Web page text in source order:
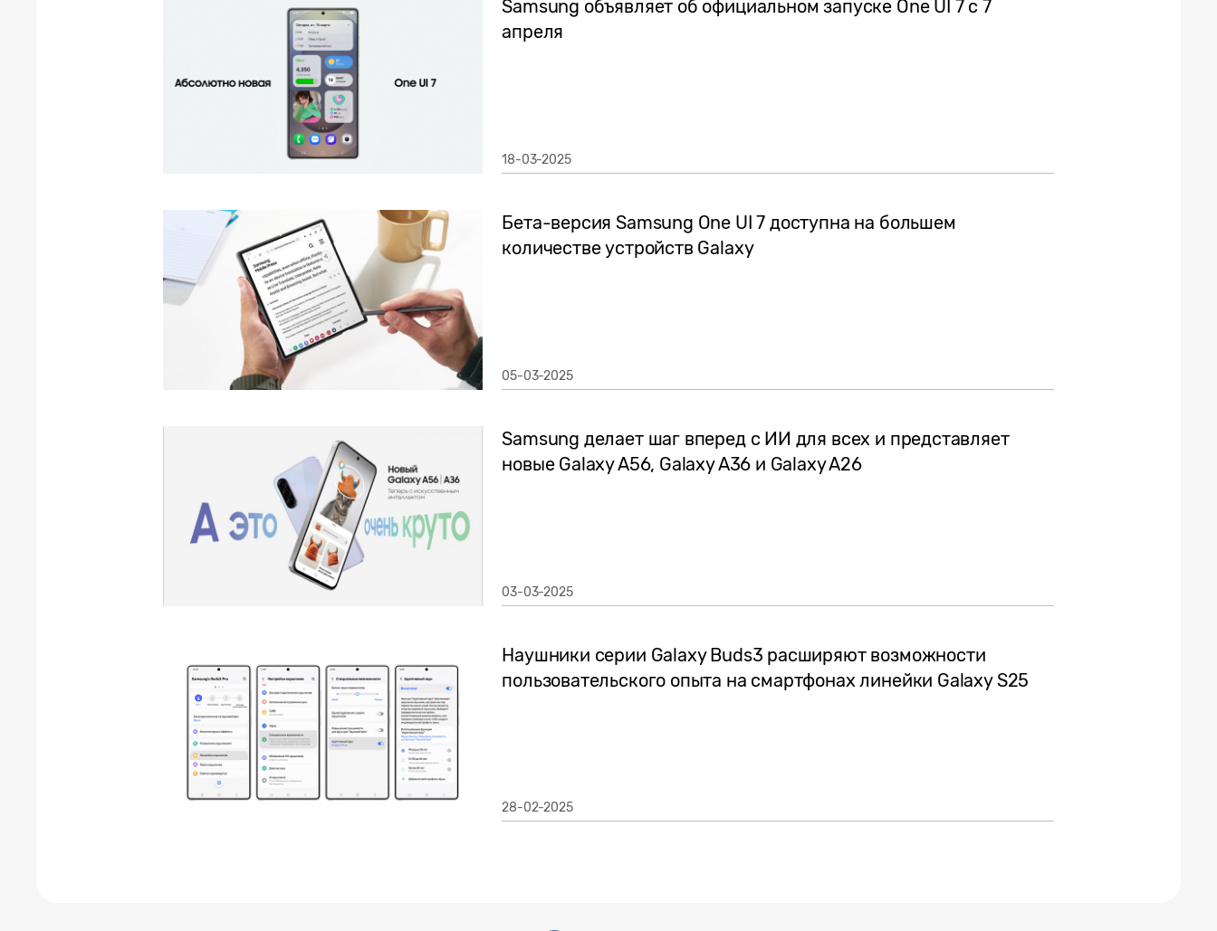
Samsung объявляет об официальном запуске One UI 7 с 7
апреля
18-03-2025
Бета-версия Samsung One UI 7 доступна на большем
количестве устройств Galaxy
05-03-2025
Samsung делает шаг вперед с ИИ для всех и представляет
новые Galaxy A56, Galaxy A36 и Galaxy A26
03-03-2025
Наушники серии Galaxy Buds3 расширяют возможности
пользовательского опыта на смартфонах линейки Galaxy S25
28-02-2025